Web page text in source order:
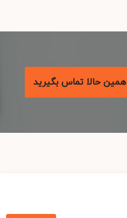
همین حالا تماس بگیرید